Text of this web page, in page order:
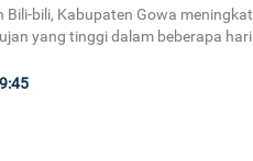
Bili-bili, Kabupaten Gowa
yang tinggi dalam beberapa hari